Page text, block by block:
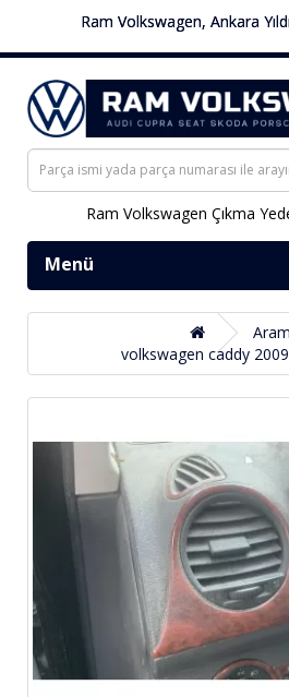
Ram Volkswagen, Ankara
Ram Volkswagen Çıkma
Menü
volkswagen caddy